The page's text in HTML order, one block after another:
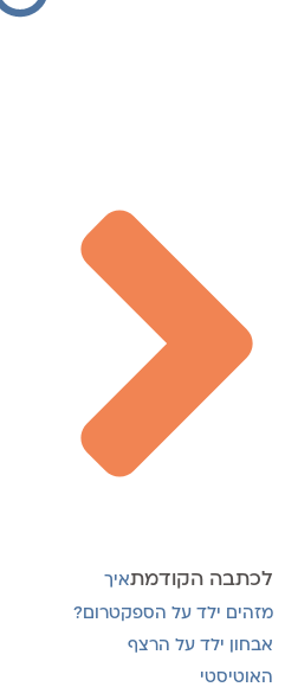
לכתבה הקודמתאיך
מזהים ילד על הספקטרום?
אבחון ילד על הרצף
האוטיסטי